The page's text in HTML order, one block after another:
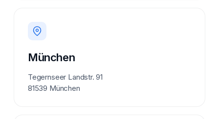
München
Tegernseer Landstr. 91
81539 München